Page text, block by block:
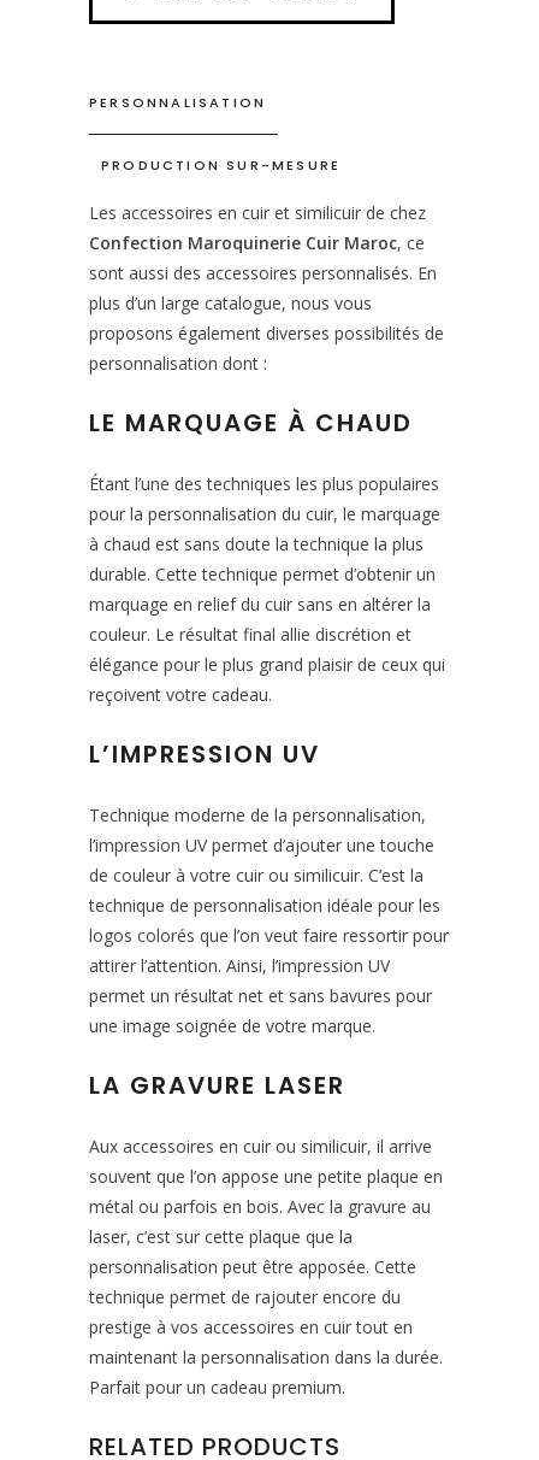
PERSONNALISATION
PRODUCTION SUR-MESURE
Les accessoires en cuir et similicuir de chez
Confection Maroquinerie Cuir Maroc, ce
sont aussi des accessoires personnalisés. En
plus d’un large catalogue, nous vous
proposons également diverses possibilités de
personnalisation dont :
LE MARQUAGE À CHAUD
Étant l’une des techniques les plus populaires
pour la personnalisation du cuir, le marquage
à chaud est sans doute la technique la plus
durable. Cette technique permet d’obtenir un
marquage en relief du cuir sans en altérer la
couleur. Le résultat final allie discrétion et
élégance pour le plus grand plaisir de ceux qui
reçoivent votre cadeau.
L’IMPRESSION UV
Technique moderne de la personnalisation,
l’impression UV permet d’ajouter une touche
de couleur à votre cuir ou similicuir. C’est la
technique de personnalisation idéale pour les
logos colorés que l’on veut faire ressortir pour
attirer l’attention. Ainsi, l’impression UV
permet un résultat net et sans bavures pour
une image soignée de votre marque.
LA GRAVURE LASER
Aux accessoires en cuir ou similicuir, il arrive
souvent que l’on appose une petite plaque en
métal ou parfois en bois. Avec la gravure au
laser, c’est sur cette plaque que la
personnalisation peut être apposée. Cette
technique permet de rajouter encore du
prestige à vos accessoires en cuir tout en
maintenant la personnalisation dans la durée.
Parfait pour un cadeau premium.
RELATED PRODUCTS